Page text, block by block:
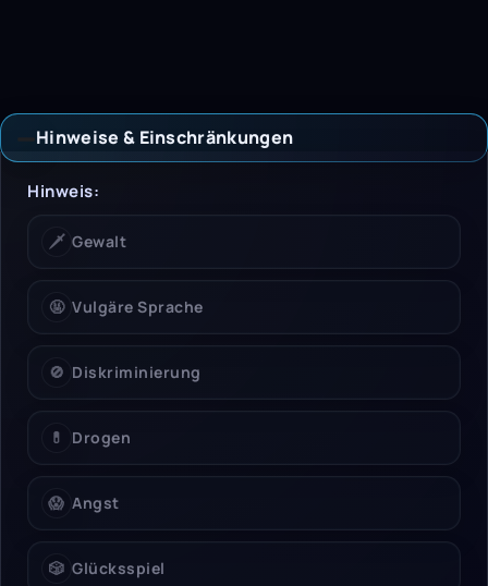
Hinweise & Einschränkungen
Hinweise &
Hinweis:
🗡️ Gewalt
🤬 Vulgäre Sprache
🚫 Diskriminierung
💊 Drogen
😱 Angst
🎲 Glücksspiel